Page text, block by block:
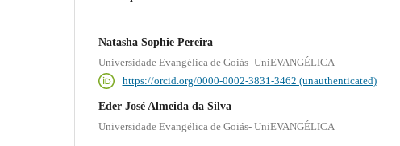
Natasha Sophie Pereira
Universidade Evangélica de Goiás- UniEVANGÉLICA
https://orcid.org/0000-0002-3831-3462 (unauthenticated)
Eder José Almeida da Silva
Universidade Evangélica de Goiás- UniEVANGÉLICA